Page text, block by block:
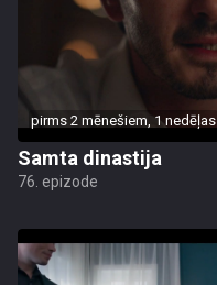
pirms 2 mēnešiem, 1 nedēļas
Samta dinastija
76. epizode